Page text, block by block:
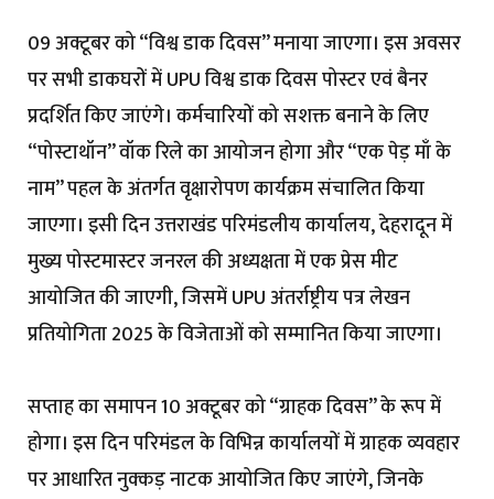
09 अक्टूबर को “विश्व डाक दिवस” मनाया जाएगा। इस अवसर
पर सभी डाकघरों में UPU विश्व डाक दिवस पोस्टर एवं बैनर
प्रदर्शित किए जाएंगे। कर्मचारियों को सशक्त बनाने के लिए
“पोस्टाथॉन” वॉक रिले का आयोजन होगा और “एक पेड़ माँ के
नाम” पहल के अंतर्गत वृक्षारोपण कार्यक्रम संचालित किया
जाएगा। इसी दिन उत्तराखंड परिमंडलीय कार्यालय, देहरादून में
मुख्य पोस्टमास्टर जनरल की अध्यक्षता में एक प्रेस मीट
आयोजित की जाएगी, जिसमें UPU अंतर्राष्ट्रीय पत्र लेखन
प्रतियोगिता 2025 के विजेताओं को सम्मानित किया जाएगा।
सप्ताह का समापन 10 अक्टूबर को “ग्राहक दिवस” के रूप में
होगा। इस दिन परिमंडल के विभिन्न कार्यालयों में ग्राहक व्यवहार
पर आधारित नुक्कड़ नाटक आयोजित किए जाएंगे, जिनके